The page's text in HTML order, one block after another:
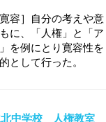
容］自分の考えや意
に、「人権」と「ア
を例にとり寛容性を
として行った。
中学校 人権教室